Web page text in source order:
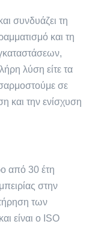
συνδυάζει τη
και τη
λύση είτε τα
σε
και την ενίσχυση
από 30 έτη
στην
των
είναι ο ISO